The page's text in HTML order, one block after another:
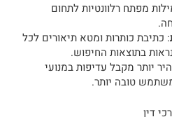
מפתח רלוונטיות לתחום
: כתיבת כותרות ומטא תיאורים לכל
בתוצאות החיפוש.
יותר מקבל עדיפות במנועי
טובה יותר.
דין